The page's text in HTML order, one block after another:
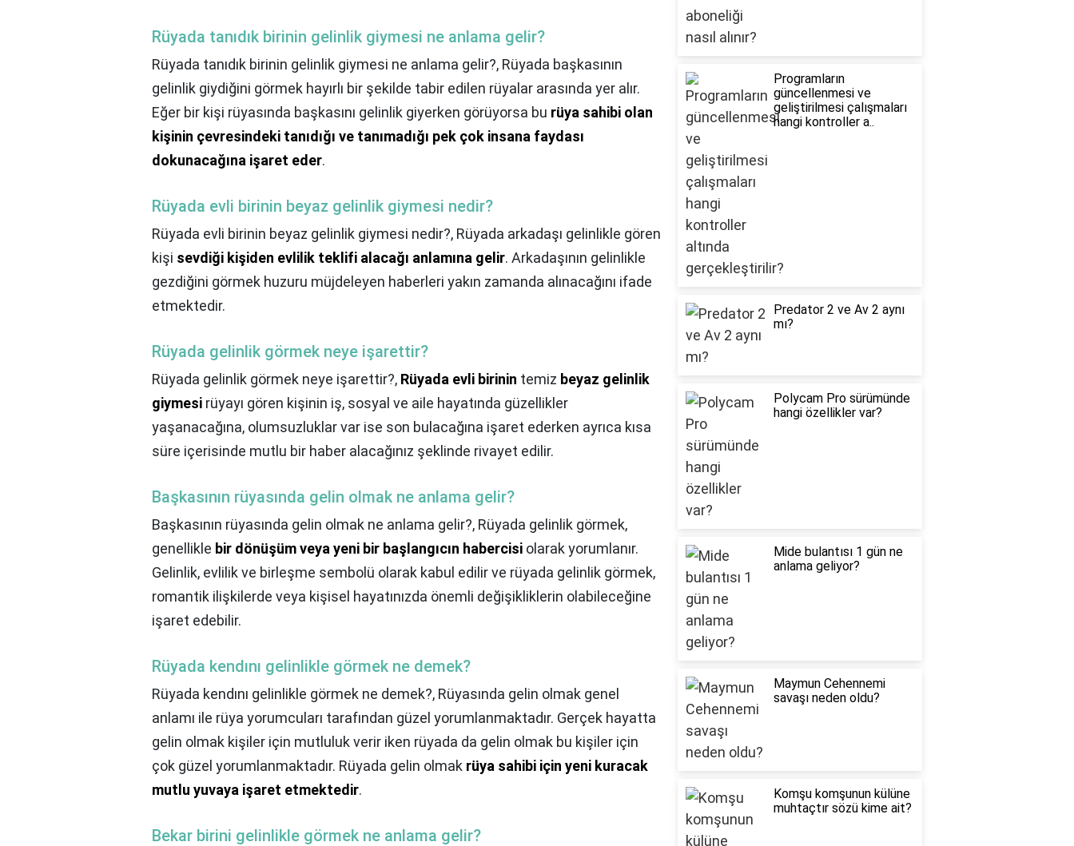
Rüyada tanıdık birinin gelinlik giymesi ne anlama gelir?
Rüyada tanıdık birinin gelinlik giymesi ne anlama gelir?, Rüyada başkasının
gelinlik giydiğini görmek hayırlı bir şekilde tabir edilen rüyalar arasında yer alır.
Eğer bir kişi rüyasında başkasını gelinlik giyerken görüyorsa bu rüya sahibi olan
kişinin çevresindeki tanıdığı ve tanımadığı pek çok insana faydası
dokunacağına işaret eder.
Rüyada evli birinin beyaz gelinlik giymesi nedir?
Rüyada evli birinin beyaz gelinlik giymesi nedir?, Rüyada arkadaşı gelinlikle gören
kişi sevdiği kişiden evlilik teklifi alacağı anlamına gelir. Arkadaşının gelinlikle
gezdiğini görmek huzuru müjdeleyen haberleri yakın zamanda alınacağını ifade
etmektedir.
Rüyada gelinlik görmek neye işarettir?
Rüyada gelinlik görmek neye işarettir?, Rüyada evli birinin temiz beyaz gelinlik
giymesi rüyayı gören kişinin iş, sosyal ve aile hayatında güzellikler
yaşanacağına, olumsuzluklar var ise son bulacağına işaret ederken ayrıca kısa
süre içerisinde mutlu bir haber alacağınız şeklinde rivayet edilir.
Başkasının rüyasında gelin olmak ne anlama gelir?
Başkasının rüyasında gelin olmak ne anlama gelir?, Rüyada gelinlik görmek,
genellikle bir dönüşüm veya yeni bir başlangıcın habercisi olarak yorumlanır.
Gelinlik, evlilik ve birleşme sembolü olarak kabul edilir ve rüyada gelinlik görmek,
romantik ilişkilerde veya kişisel hayatınızda önemli değişikliklerin olabileceğine
işaret edebilir.
Rüyada kendını gelinlikle görmek ne demek?
Rüyada kendını gelinlikle görmek ne demek?, Rüyasında gelin olmak genel
anlamı ile rüya yorumcuları tarafından güzel yorumlanmaktadır. Gerçek hayatta
gelin olmak kişiler için mutluluk verir iken rüyada da gelin olmak bu kişiler için
çok güzel yorumlanmaktadır. Rüyada gelin olmak rüya sahibi için yeni kuracak
mutlu yuvaya işaret etmektedir.
Bekar birini gelinlikle görmek ne anlama gelir?
Programların
güncellenmesi ve
geliştirilmesi çalışmaları
hangi kontroller a..
Predator 2 ve Av 2 aynı
mı?
Polycam Pro sürümünde
hangi özellikler var?
Mide bulantısı 1 gün ne
anlama geliyor?
Maymun Cehennemi
savaşı neden oldu?
Komşu komşunun külüne
muhtaçtır sözü kime ait?